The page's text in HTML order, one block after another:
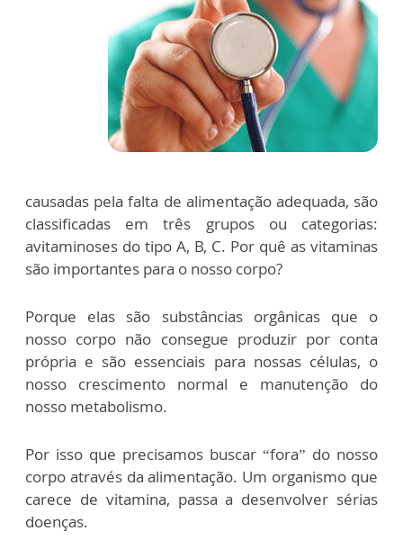
causadas pela falta de alimentação adequada, são
classificadas em três grupos ou categorias:
avitaminoses do tipo A, B, C. Por quê as vitaminas
são importantes para o nosso corpo?
Porque elas são substâncias orgânicas que o
nosso corpo não consegue produzir por conta
própria e são essenciais para nossas células, o
nosso crescimento normal e manutenção do
nosso metabolismo.
Por isso que precisamos buscar “fora” do nosso
corpo através da alimentação. Um organismo que
carece de vitamina, passa a desenvolver sérias
doenças.